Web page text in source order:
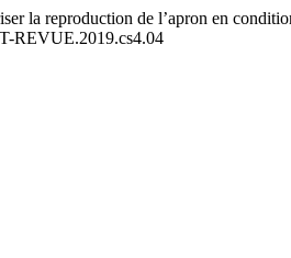
la reproduction de l’apron en
REVUE.2019.cs4.04